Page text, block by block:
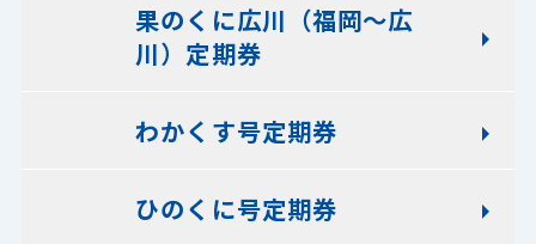
果のくに広川（福岡～広
川）定期券
わかくす号定期券
ひのくに号定期券